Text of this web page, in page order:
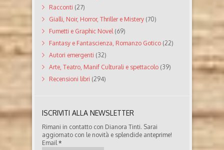
Racconti (27)
Gialli, Noir, Horror, Thriller e Mistery (70)
Fumetti e Graphic Novel(69)
Fantasy e Fantascienza, Romanzo Gotico (22)
Autori emergenti (32)
Arte, Teatro, Manif Culturali e spettacolo (39)
Recensioni libri (294)
ISCRIVITI ALLA NEWSLETTER
Rimani in contatto con Dianora Tinti. Sarai
aggiornato con le novità e splendide anteprime!
Email*